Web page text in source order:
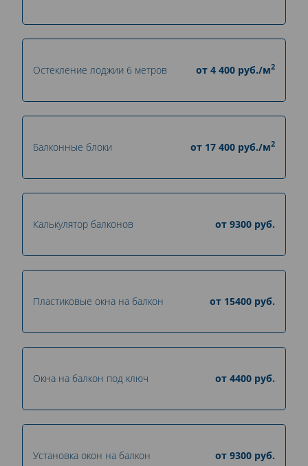
Остекление лоджии 6 метров от 4 400 руб./м2
Балконные блоки от 17 400 руб./м2
Калькулятор балконов от 9300 руб.
Пластиковые окна на балкон от 15400 руб.
Окна на балкон под ключ от 4400 руб.
Установка окон на балкон от 9300 руб.